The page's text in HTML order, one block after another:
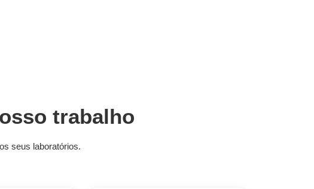
trabalho
seus laboratórios.